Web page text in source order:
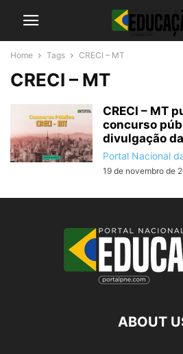
Home Tags CRECI – MT
CRECI – MT
CRECI – MT
concurso
divulgação
Portal Nacional
19 de novembro de
ABOUT